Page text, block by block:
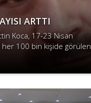
ARTTI
Koca, 17-23 Nisan
her 100 bin kişide görülen
açıkladı